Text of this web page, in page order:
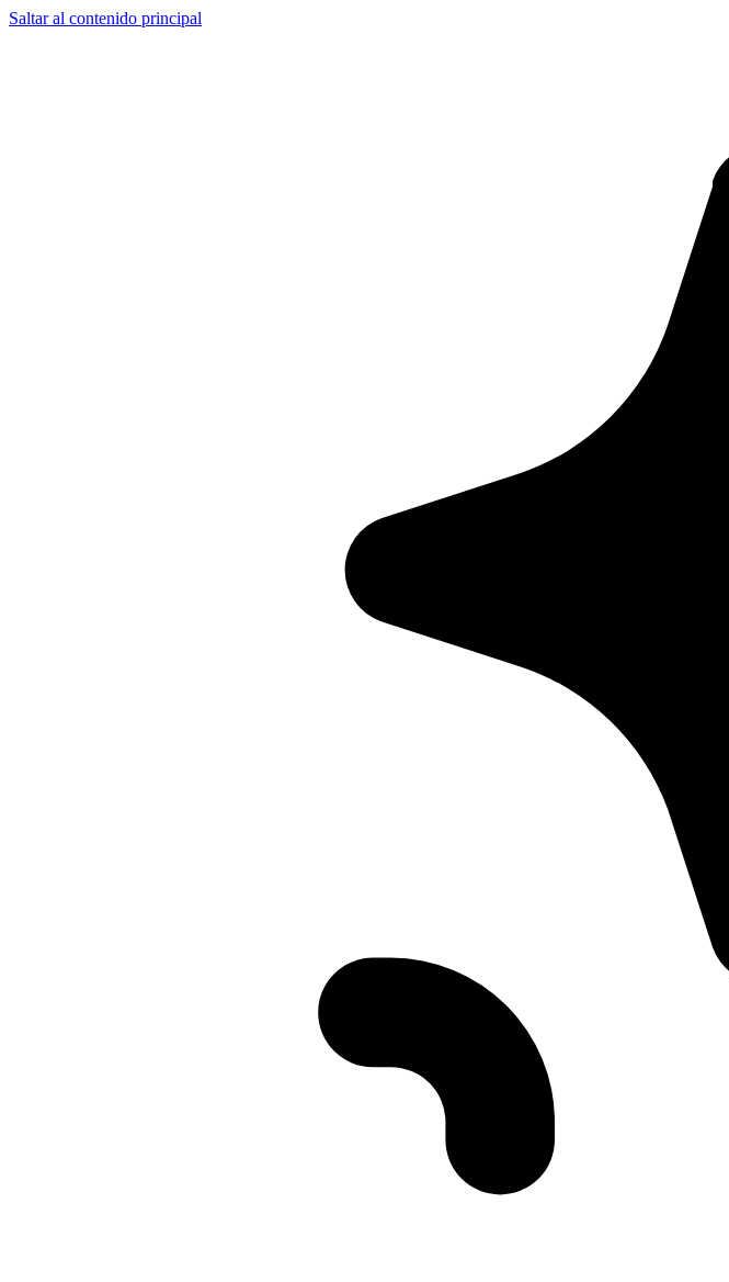
Saltar al contenido principal